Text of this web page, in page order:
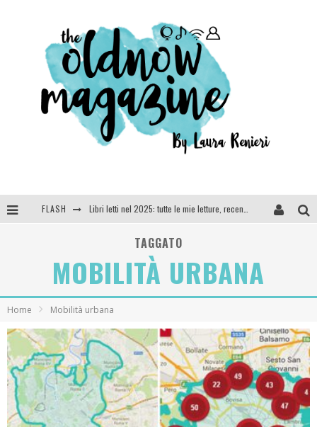
FLASH
SEE YOU AT 5 | Chanel
Anya Taylor-Joy, Jisoo e Willow Smith protagoniste della nuova campagna Dior Addict
TAGGATO
MOBILITÀ URBANA
Home Mobilità urbana